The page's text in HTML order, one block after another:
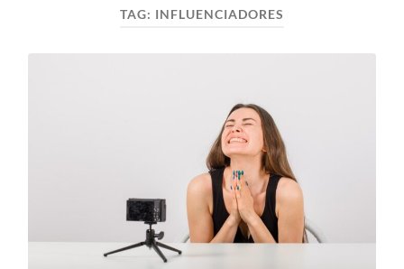
TAG: INFLUENCIADORES